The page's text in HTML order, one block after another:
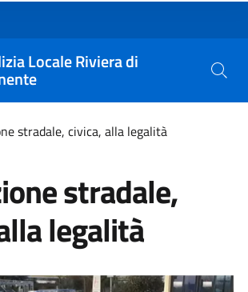
Locale Riviera di
stradale, civica, alla legalità
stradale,
legalità